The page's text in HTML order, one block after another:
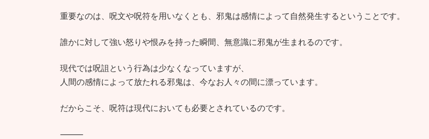
重要なのは、呪文や呪符を用いなくとも、邪鬼は感情によって自然発生するということです。
誰かに対して強い怒りや恨みを持った瞬間、無意識に邪鬼が生まれるのです。
現代では呪詛という行為は少なくなっていますが、
人間の感情によって放たれる邪鬼は、今なお人々の間に漂っています。
だからこそ、呪符は現代においても必要とされているのです。
⸻